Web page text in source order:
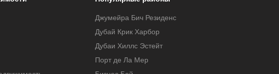
Джумейра Бич Резиденс
Дубай Крик Харбор
Дубаи Хиллс Эстейт
Порт де Ла Мер